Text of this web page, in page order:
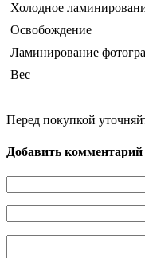
Холодное
Освобождение
Ламинирование
Вес
Перед покупкой
Добавить комментарий